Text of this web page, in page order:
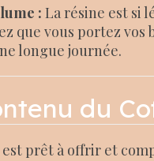
: La résine est si
que vous portez vos
longue journée.
du
prêt à offrir et